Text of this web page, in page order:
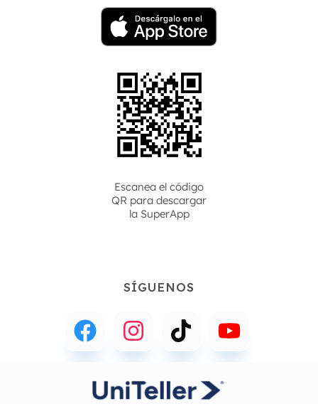
Escanea el código
QR para descargar
la SuperApp
SÍGUENOS